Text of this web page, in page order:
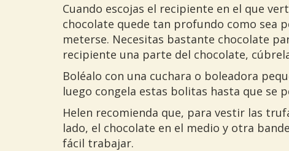
Cuando escojas el recipiente en el que
chocolate quede tan profundo como sea
meterse. Necesitas bastante chocolate
recipiente una parte del chocolate,
Boléalo con una cuchara o boleadora
luego congela estas bolitas hasta que se
Helen recomienda que, para vestir las
lado, el chocolate en el medio y otra
fácil trabajar.